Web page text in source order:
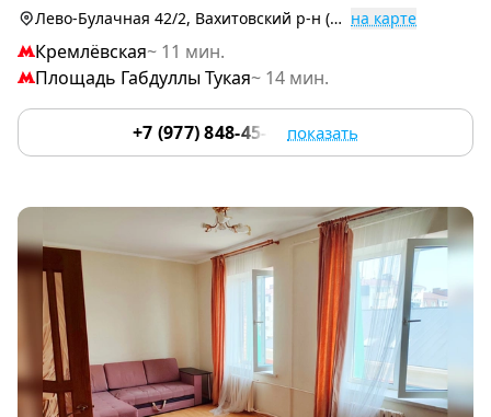
Лево-Булачная 42/2, Вахитовский р-н (Центр) на карте
Кремлёвская~ 11 мин.
Площадь Габдуллы Тукая~ 14 мин.
+7 (977) 848-45-00 показать